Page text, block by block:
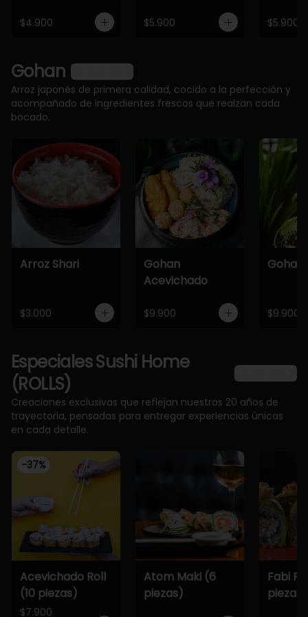
$4.900 $5.900 $5.900
Gohan
Arroz japonés de primera calidad, cocido a la perfección y
acompañado de ingredientes frescos que realzan cada
bocado.
Arroz Shari
$3.000
Gohan
Acevichado
$9.900
Gohan
$9.900
Especiales Sushi Home
(ROLLS)
Creaciones exclusivas que reflejan nuestros 20 años de
trayectoria, pensadas para entregar experiencias únicas
en cada detalle.
-37%
Acevichado Roll
(10 piezas)
$7.900
Atom Maki (6
piezas)
Fabi
piezas)